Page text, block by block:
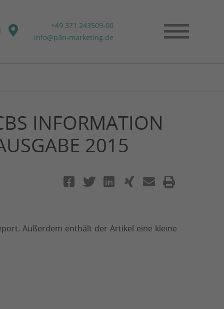
+49 371 243509-00
info@p3n-marketing.de
INFORMATION
2015
Außerdem enthält der Artikel eine kleine